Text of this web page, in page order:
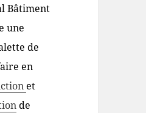
Bâtiment
une
de
en
et
de